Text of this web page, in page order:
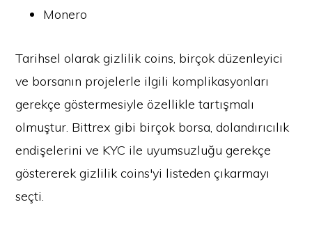
Monero
Tarihsel olarak gizlilik coins, birçok düzenleyici
ve borsanın projelerle ilgili komplikasyonları
gerekçe göstermesiyle özellikle tartışmalı
olmuştur. Bittrex gibi birçok borsa, dolandırıcılık
endişelerini ve KYC ile uyumsuzluğu gerekçe
göstererek gizlilik coins'yi listeden çıkarmayı
seçti.